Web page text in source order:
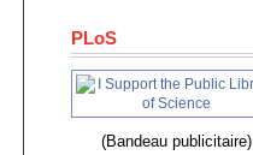
PLoS
(Bandeau publicitaire)